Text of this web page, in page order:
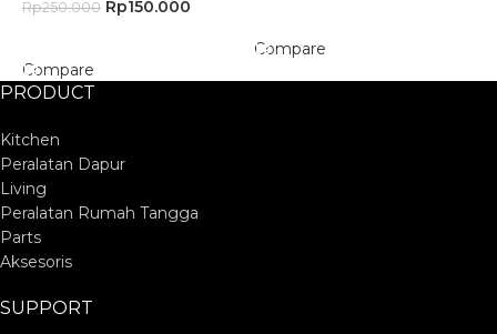
Rp250.000 Rp150.000
Compare
Compare
PRODUCT
Kitchen
Peralatan Dapur
Living
Peralatan Rumah Tangga
Parts
Aksesoris
SUPPORT